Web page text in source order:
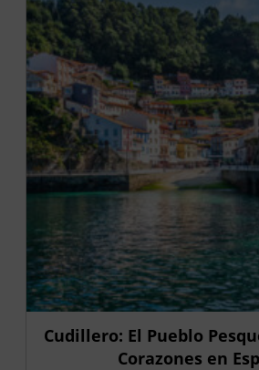
Cudillero: El Pueblo
Corazones en